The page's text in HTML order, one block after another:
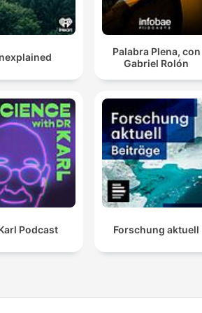
Palabra Plena, con
Gabriel Rolón
Podcast Forschung aktuell